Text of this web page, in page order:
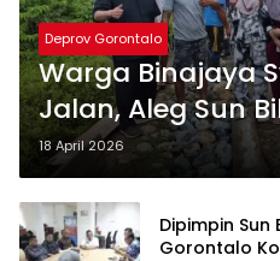
Deprov Gorontalo
Warga Binajaya
Jalan, Aleg Sun
Rp150 Juta
18 April 2026
Dipimpin Sun
Gorontalo